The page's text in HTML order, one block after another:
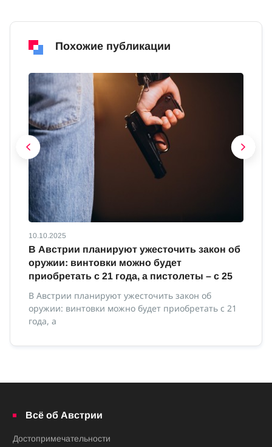
Похожие публикации
10.10.2025
В Австрии планируют ужесточить закон об
оружии: винтовки можно будет
приобретать с 21 года, а пистолеты – с 25
В Австрии планируют ужесточить закон об
оружии: винтовки можно будет приобретать с 21
года, а
Всё об Австрии
Достопримечательности